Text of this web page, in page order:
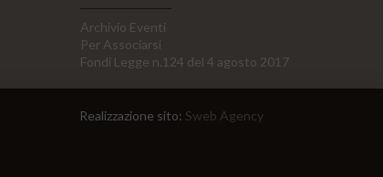
Archivio Eventi
Per Associarsi
Fondi Legge n.124 del 4 agosto 2017
Realizzazione sito: Sweb Agency